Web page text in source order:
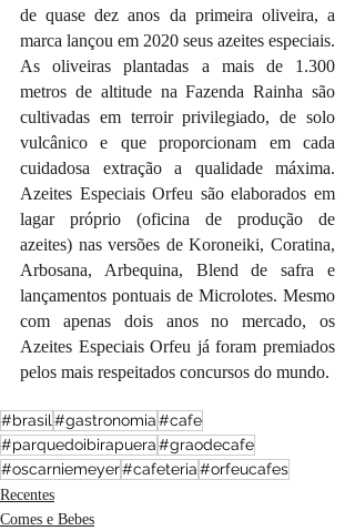
de quase dez anos da primeira oliveira, a
marca lançou em 2020 seus azeites especiais.
As oliveiras plantadas a mais de 1.300
metros de altitude na Fazenda Rainha são
cultivadas em terroir privilegiado, de solo
vulcânico e que proporcionam em cada
cuidadosa extração a qualidade máxima.
Azeites Especiais Orfeu são elaborados em
lagar próprio (oficina de produção de
azeites) nas versões de Koroneiki, Coratina,
Arbosana, Arbequina, Blend de safra e
lançamentos pontuais de Microlotes. Mesmo
com apenas dois anos no mercado, os
Azeites Especiais Orfeu já foram premiados
pelos mais respeitados concursos do mundo.
#brasil #gastronomia#cafe
#parquedoibirapuera#graodecafe
#oscarniemeyer#cafeteria#orfeucafes
Recentes
Comes e Bebes